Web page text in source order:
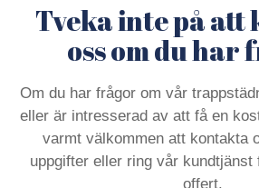
Tveka inte på
oss om du har
Om du har frågor om vår
eller är intresserad av att få en
varmt välkommen att kontakta
uppgifter eller ring vår kundtjänst
offert.